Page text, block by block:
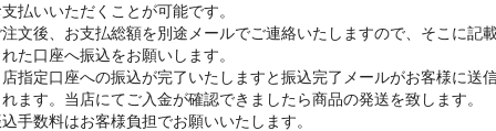
払いいただくことが可能です。
文後、お支払総額を別途メールでご連絡いたしますので、そこに記
た口座へ振込をお願いします。
指定口座への振込が完了いたしますと振込完了メールがお客様に送
ます。当店にてご入金が確認できましたら商品の発送を致します。
手数料はお客様負担でお願いいたします。